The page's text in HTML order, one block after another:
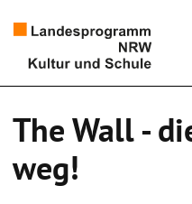
Künstlerpool
Schulen
The Wall -
weg!